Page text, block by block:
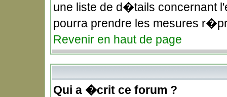
une liste de d�tails concernant
pourra prendre les mesures
Revenir en haut de page
Qui a �crit ce forum ?